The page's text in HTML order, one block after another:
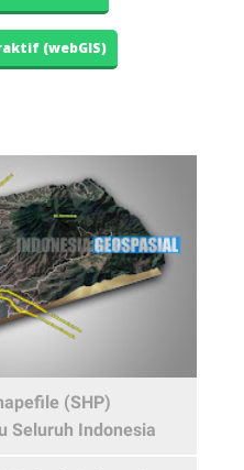
(webGIS)
(SHP)
Seluruh Indonesia